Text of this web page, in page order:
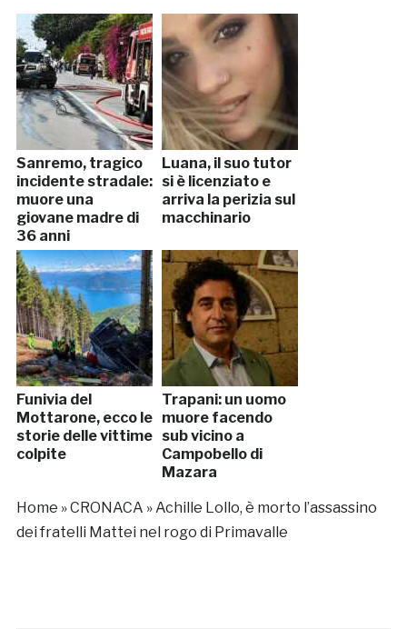
Sanremo, tragico
incidente stradale:
muore una
giovane madre di
36 anni
Luana, il suo tutor
si è licenziato e
arriva la perizia sul
macchinario
Funivia del
Mottarone, ecco le
storie delle vittime
colpite
Trapani: un uomo
muore facendo
sub vicino a
Campobello di
Mazara
Home »CRONACA »Achille Lollo, è morto l’assassino
dei fratelli Mattei nel rogo di Primavalle